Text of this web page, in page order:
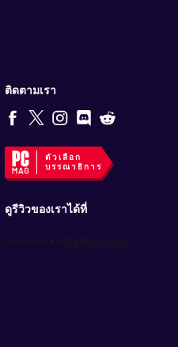
ติดตามเรา
ตัวเลือก
บรรณาธิการ
ดูรีวิวของเราได้ที่